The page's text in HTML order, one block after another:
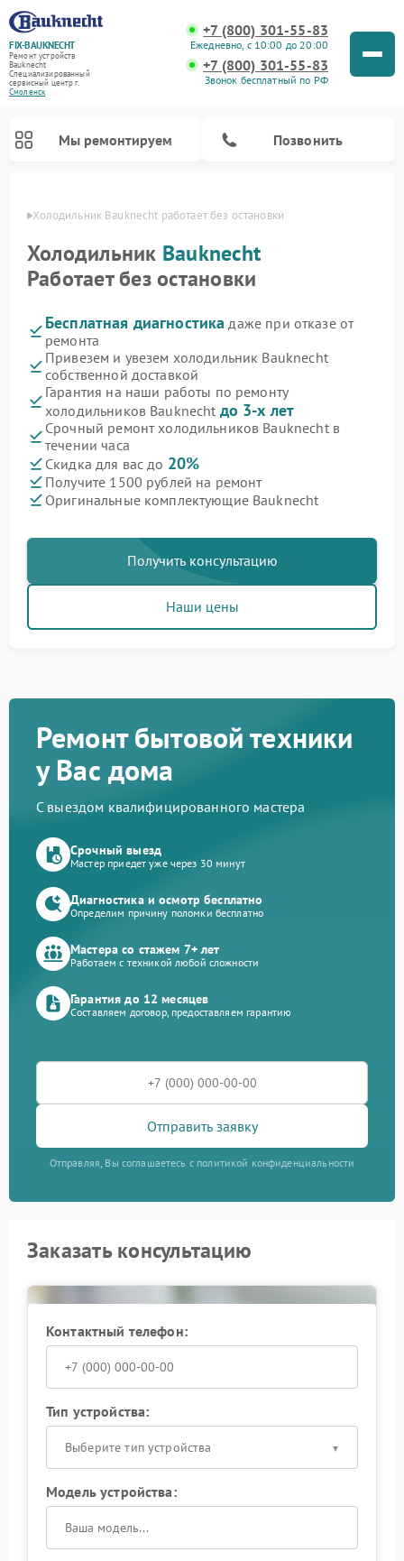
FIX-BAUKNECHT
Ремонт устройств
Bauknecht
Специализированный
cервисный центр г.
Смоленск
+7 (800) 301-55-83
Ежедневно, с 10:00 до 20:00
+7 (800) 301-55-83
Звонок бесплатный по РФ
Мы ремонтируем Позвонить
Холодильник Bauknecht работает без остановки
Холодильник Bauknecht
Работает без остановки
Бесплатная диагностика даже при отказе от
ремонта
Привезем и увезем холодильник Bauknecht
собственной доставкой
Гарантия на наши работы по ремонту
холодильников Bauknecht до 3-х лет
Срочный ремонт холодильников Bauknecht в
течении часа
Скидка для вас до 20%
Получите 1500 рублей на ремонт
Оригинальные комплектующие Bauknecht
Получить консультацию
Наши цены
Ремонт бытовой техники
у Вас дома
С выездом квалифицированного мастера
Срочный выезд
Мастер приедет уже через 30 минут
Диагностика и осмотр бесплатно
Определим причину поломки бесплатно
Мастера со стажем 7+ лет
Работаем с техникой любой сложности
Гарантия до 12 месяцев
Составляем договор, предоставляем гарантию
Отправить заявку
Отправляя, Вы соглашаетесь с политикой конфиденциальности
Заказать консультацию
Контактный телефон:
Тип устройства:
Выберите тип устройства
Модель устройства: